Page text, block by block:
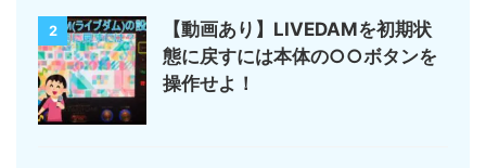
2
【動画あり】LIVEDAMを初期状
態に戻すには本体の○○ボタンを
操作せよ！